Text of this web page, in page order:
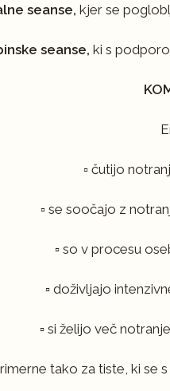
seanse, kjer se
seanse, ki s
▫️ čutijo
▫️ se soočajo z
▫️ so v procesu
▫️ doživljajo
▫️ si želijo več
tako za tiste, ki se